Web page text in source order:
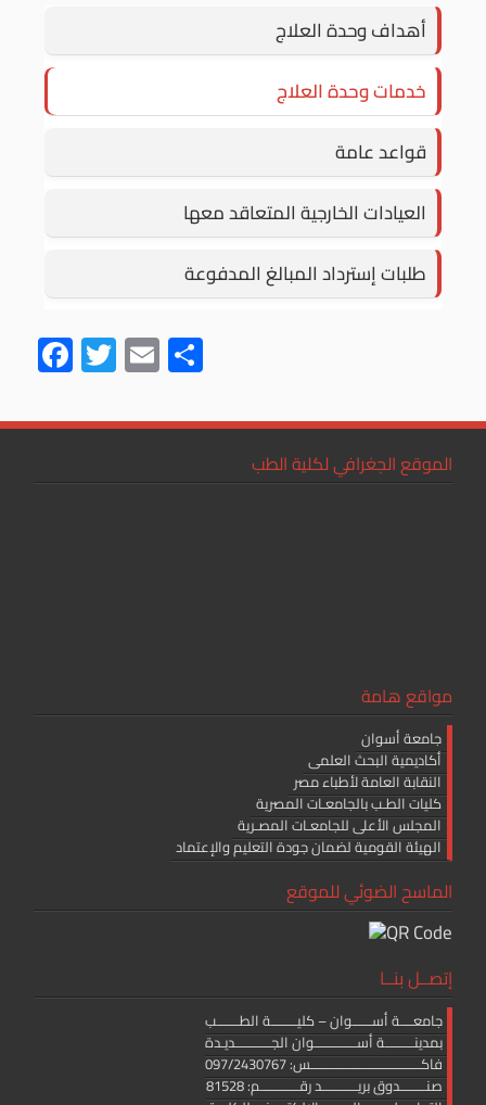
أهداف وحدة العلاج
خدمات وحدة العلاج
قواعد عامة
العيادات الخارجية المتعاقد معها
طلبات إسترداد المبالغ المدفوعة
F
ac
e
o
T
wi
tt
E
m
ailar
الموقع الجغرافي لكلية الطب
مواقع هامة
جامعة أسوان
أكاديمية البحث العلمى
النقابة العامة لأطباء مصر
كليات الطـب بالجامعـات المصرية
المجلس الأعلى للجامعـات المصـرية
الهيئة القومية لضمان جودة التعليم والإعتماد
الماسح الضوئي للموقع
إتصــل بنــا
جامعــــة أســــــوان – كليــــــــة الطـــــــب
بمدينـــــــــة أســـــــــــــوان الجـــــــــــديـدة
فاكــــــــــــــــــــــــــــــــــس: 097/2430767
صنــــــــدوق بريـــــــــــد رقــــــــــــم: 81528